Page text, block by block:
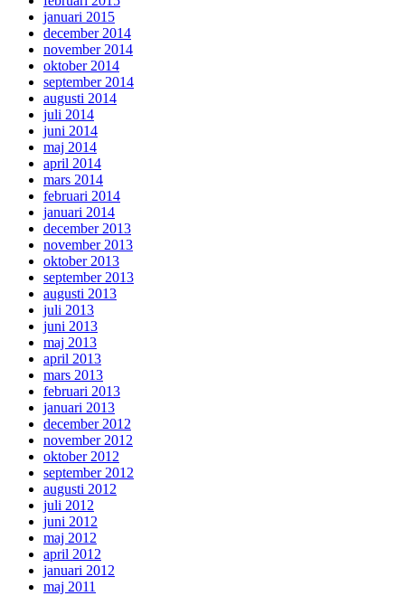
januari 2015
december 2014
november 2014
oktober 2014
september 2014
augusti 2014
juli 2014
juni 2014
maj 2014
april 2014
mars 2014
februari 2014
januari 2014
december 2013
november 2013
oktober 2013
september 2013
augusti 2013
juli 2013
juni 2013
maj 2013
april 2013
mars 2013
februari 2013
januari 2013
december 2012
november 2012
oktober 2012
september 2012
augusti 2012
juli 2012
juni 2012
maj 2012
april 2012
januari 2012
maj 2011